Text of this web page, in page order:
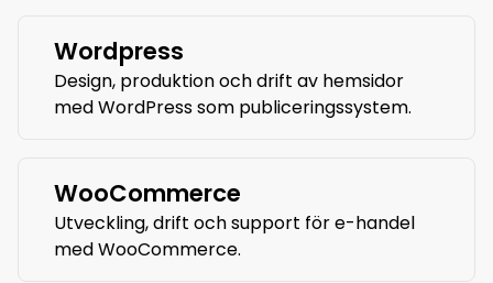
Wordpress
Design, produktion och drift av hemsidor
med WordPress som publiceringssystem.
WooCommerce
Utveckling, drift och support för e-handel
med WooCommerce.